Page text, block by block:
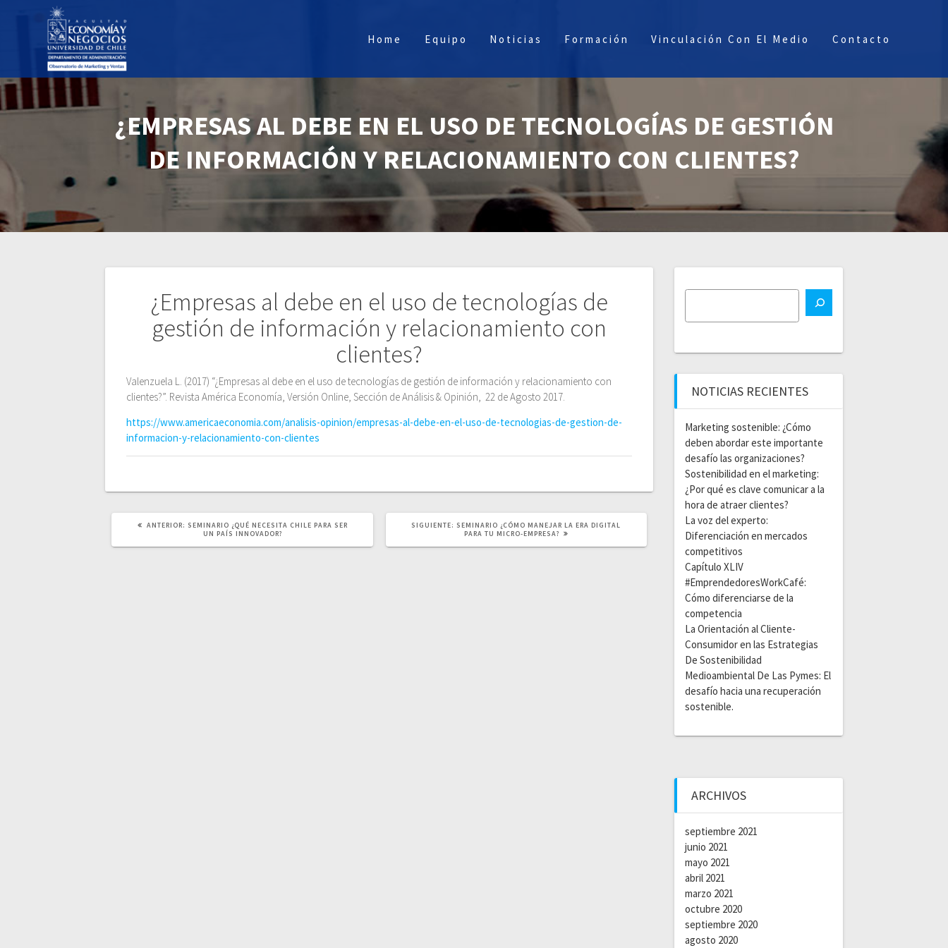
Home Equipo Noticias Formación Vinculación Con El Medio Contacto
¿EMPRESAS AL DEBE EN EL USO DE TECNOLOGÍAS DE GESTIÓN
DE INFORMACIÓN Y RELACIONAMIENTO CON CLIENTES?
¿Empresas al debe en el uso de tecnologías de
gestión de información y relacionamiento con
clientes?
Valenzuela L. (2017) “¿Empresas al debe en el uso de tecnologías de gestión de información y relacionamiento con
clientes?”. Revista América Economía, Versión Online, Sección de Análisis & Opinión, 22 de Agosto 2017.
https://www.americaeconomia.com/analisis-opinion/empresas-al-debe-en-el-uso-de-tecnologias-de-gestion-de-
informacion-y-relacionamiento-con-clientes
Navegación
ANTERIOR: POST
ANTERIOR:
SEMINARIO ¿QUÉ NECESITA CHILE PARA SER
UN PAÍS INNOVADOR?
SIGUIENTE: SIGUIENTE
POST:
SEMINARIO ¿CÓMO MANEJAR LA ERA DIGITAL
PARA TU MICRO-EMPRESA?
NOTICIAS RECIENTES
Marketing sostenible: ¿Cómo
deben abordar este importante
desafío las organizaciones?
Sostenibilidad en el marketing:
¿Por qué es clave comunicar a la
hora de atraer clientes?
La voz del experto:
Diferenciación en mercados
competitivos
Capítulo XLIV
#EmprendedoresWorkCafé:
Cómo diferenciarse de la
competencia
La Orientación al Cliente-
Consumidor en las Estrategias
De Sostenibilidad
Medioambiental De Las Pymes: El
desafío hacia una recuperación
sostenible.
ARCHIVOS
septiembre 2021
junio 2021
mayo 2021
abril 2021
marzo 2021
octubre 2020
septiembre 2020
agosto 2020